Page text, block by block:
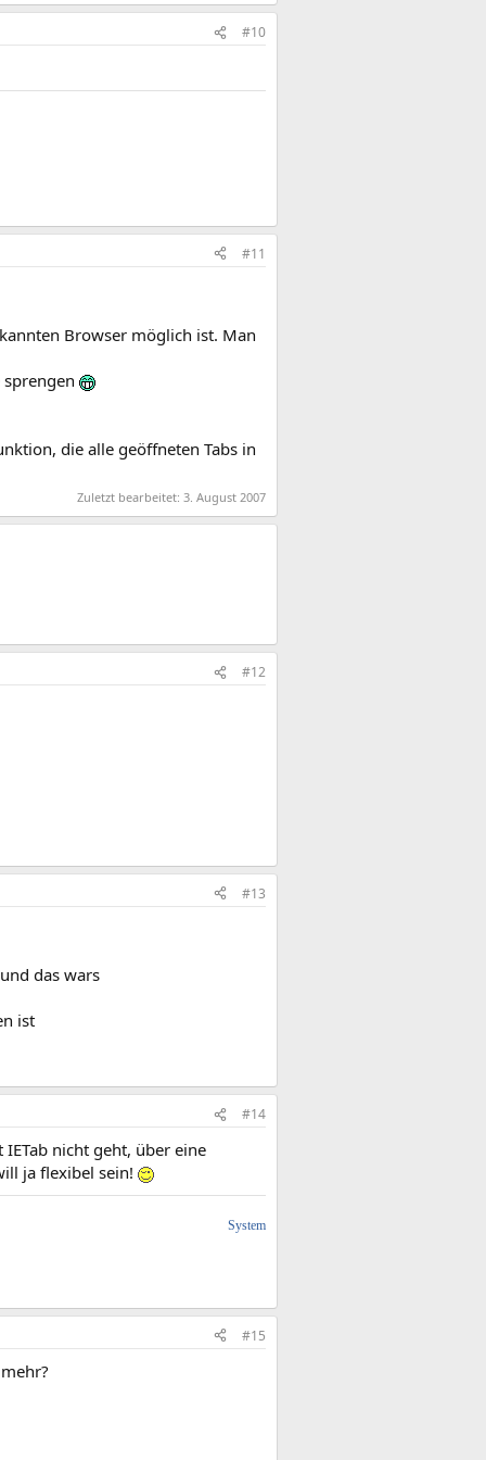
#10
#11
Browser möglich ist. Man
die alle geöffneten Tabs in
Zuletzt bearbeitet: 3. August 2007
#12
#13
das wars
ist
#14
nicht geht, über eine
ja flexibel sein!
System
#15